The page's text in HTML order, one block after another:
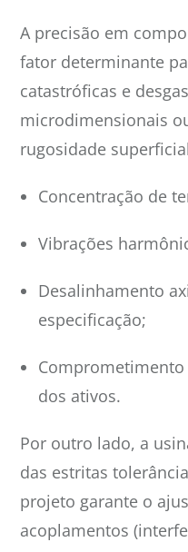
A precisão em
fator determinante
catastróficas e
microdimensionais
rugosidade
Concentração de
Vibrações
Desalinhamento
especificação;
dos ativos.
Por outro lado, a
das estritas
projeto garante o
acoplamentos